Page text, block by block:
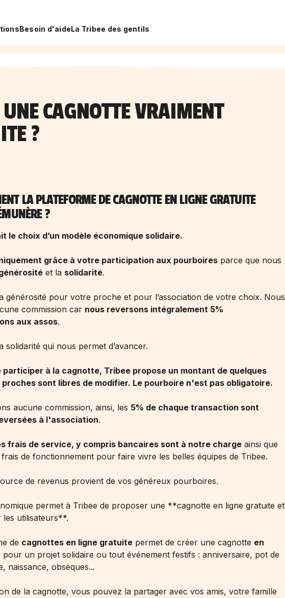
Besoin d'aideLa Tribee des gentils
UNE CAGNOTTE VRAIMENT
?
LA PLATEFORME DE CAGNOTTE EN LIGNE GRATUITE
?
le choix d’un modèle économique solidaire.
grâce à votre participation aux pourboires parce que nous
et la solidarité.
générosité pour votre proche et pour l’association de votre choix. Nous
commission car nous reversons intégralement 5%
aux assos.
la solidarité qui nous permet d’avancer.
participer à la cagnotte, Tribee propose un montant de quelques
proches sont libres de modifier. Le pourboire n'est pas obligatoire.
aucune commission, ainsi, les 5% de chaque transaction sont
à l'association.
frais de service, y compris bancaires sont à notre charge ainsi que
frais de fonctionnement pour faire vivre les belles équipes de Tribee.
de revenus provient de vos généreux pourboires.
permet à Tribee de proposer une **cagnotte en ligne gratuite et
utilisateurs**.
de cagnottes en ligne gratuite permet de créer une cagnotte en
pour un projet solidaire ou tout événement festifs : anniversaire, pot de
naissance, obsèques...
de la cagnotte, vous pouvez la partager avec vos amis, votre famille